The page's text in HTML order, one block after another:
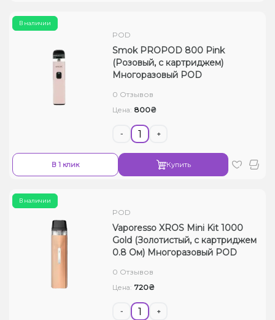
В наличии
POD
Smok PROPOD 800 Pink
(Розовый, с картриджем)
Многоразовый POD
0 Отзывов
Цена: 800₴
- +
В 1 клик Купить
В наличии
POD
Vaporesso XROS Mini Kit 1000
Gold (Золотистый, с картриджем
0.8 Ом) Многоразовый POD
0 Отзывов
Цена: 720₴
- +